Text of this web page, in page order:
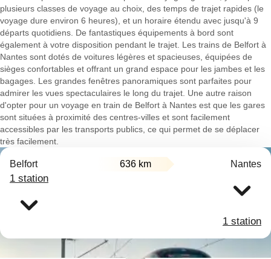
plusieurs classes de voyage au choix, des temps de trajet rapides (le
voyage dure environ 6 heures), et un horaire étendu avec jusqu'à 9
départs quotidiens. De fantastiques équipements à bord sont
également à votre disposition pendant le trajet. Les trains de Belfort à
Nantes sont dotés de voitures légères et spacieuses, équipées de
sièges confortables et offrant un grand espace pour les jambes et les
bagages. Les grandes fenêtres panoramiques sont parfaites pour
admirer les vues spectaculaires le long du trajet. Une autre raison
d'opter pour un voyage en train de Belfort à Nantes est que les gares
sont situées à proximité des centres-villes et sont facilement
accessibles par les transports publics, ce qui permet de se déplacer
très facilement.
Belfort 636 km Nantes
1 station
1 station